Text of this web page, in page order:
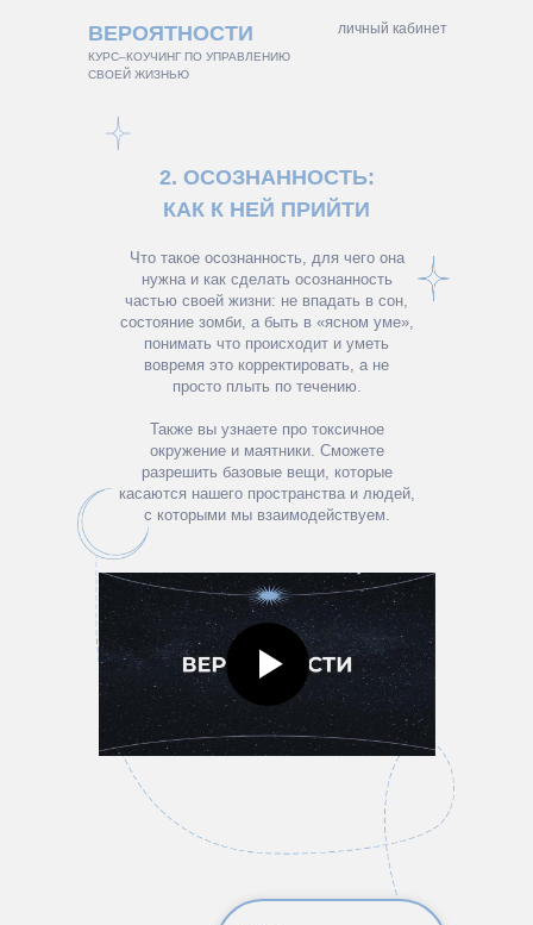
личный кабинет
ВЕРОЯТНОСТИ
КУРС–КОУЧИНГ ПО УПРАВЛЕНИЮ
СВОЕЙ ЖИЗНЬЮ
2. ОСОЗНАННОСТЬ:
КАК К НЕЙ ПРИЙТИ
Что такое осознанность, для чего она
нужна и как сделать осознанность
частью своей жизни: не впадать в сон,
состояние зомби, а быть в «ясном уме»,
понимать что происходит и уметь
вовремя это корректировать, а не
просто плыть по течению.
Также вы узнаете про токсичное
окружение и маятники. Сможете
разрешить базовые вещи, которые
касаются нашего пространства и людей,
с которыми мы взаимодействуем.